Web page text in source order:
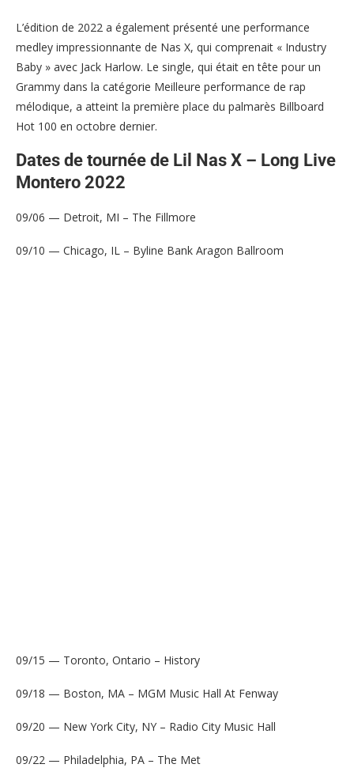
L’édition de 2022 a également présenté une performance
medley impressionnante de Nas X, qui comprenait « Industry
Baby » avec Jack Harlow. Le single, qui était en tête pour un
Grammy dans la catégorie Meilleure performance de rap
mélodique, a atteint la première place du palmarès Billboard
Hot 100 en octobre dernier.
Dates de tournée de Lil Nas X – Long Live
Montero 2022
09/06 — Detroit, MI – The Fillmore
09/10 — Chicago, IL – Byline Bank Aragon Ballroom
09/15 — Toronto, Ontario – History
09/18 — Boston, MA – MGM Music Hall At Fenway
09/20 — New York City, NY – Radio City Music Hall
09/22 — Philadelphia, PA – The Met